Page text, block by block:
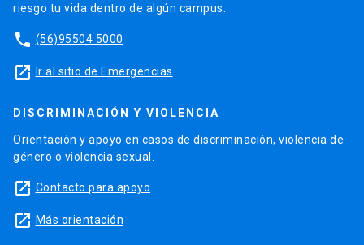
riesgo tu vida dentro de algún campus.
phone (56)95504 5000
launch Ir al sitio de Emergencias
DISCRIMINACIÓN Y VIOLENCIA
Orientación y apoyo en casos de discriminación, violencia de
género o violencia sexual.
launch Contacto para apoyo
launch Más orientación